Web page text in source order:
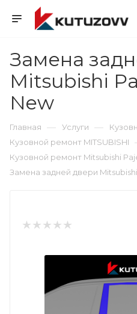
Замена
Mitsubishi
New
Главная — Услуги —
Кузовной ремонт MITSUBISHI
Кузовной ремонт Mitsubishi
Замена задней двери